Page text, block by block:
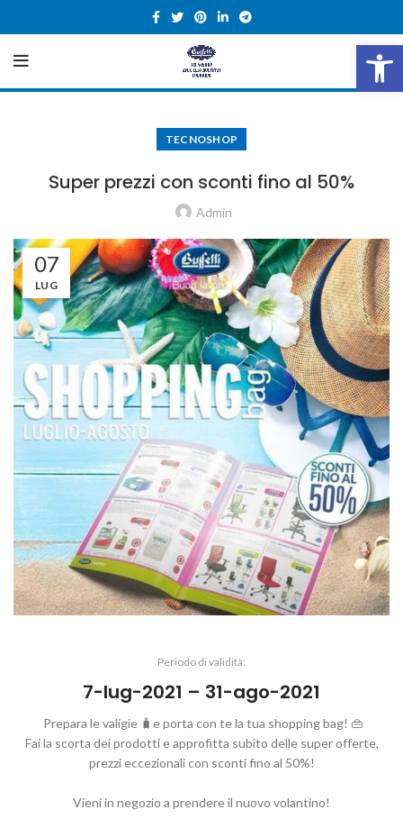
TECNOSHOP
Super prezzi con sconti fino al 50%
Admin
07
LUG
Periodo di validità:
7-lug-2021 – 31-ago-2021
Prepara le valigie 🧳e porta con te la tua shopping bag! 👜
Fai la scorta dei prodotti e approfitta subito delle super offerte,
prezzi eccezionali con sconti fino al 50%!
Vieni in negozio a prendere il nuovo volantino!